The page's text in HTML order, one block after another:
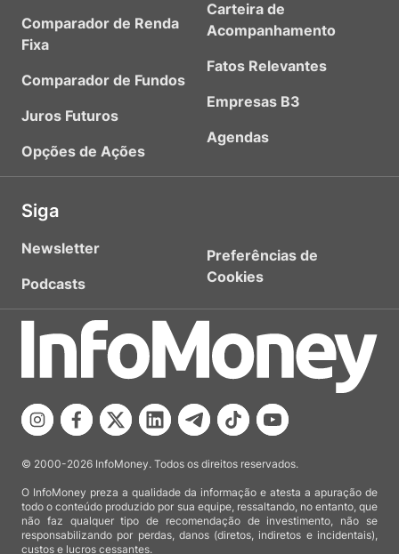
Comparador de Renda
Fixa
Comparador de Fundos
Juros Futuros
Opções de Ações
Carteira de
Acompanhamento
Fatos Relevantes
Empresas B3
Agendas
Siga
Newsletter
Podcasts
Preferências de
Cookies
© 2000-2026 InfoMoney. Todos os direitos reservados.
O InfoMoney preza a qualidade da informação e atesta a apuração de
todo o conteúdo produzido por sua equipe, ressaltando, no entanto, que
não faz qualquer tipo de recomendação de investimento, não se
responsabilizando por perdas, danos (diretos, indiretos e incidentais),
custos e lucros cessantes.